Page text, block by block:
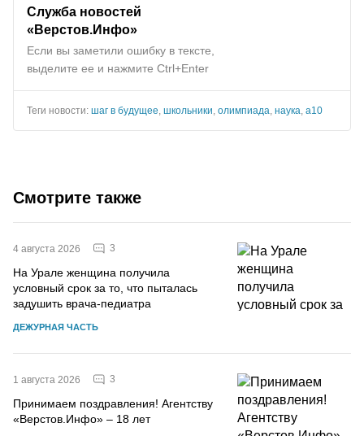
Служба новостей
«Верстов.Инфо»
Если вы заметили ошибку в тексте,
выделите ее и нажмите Ctrl+Enter
Теги новости: шаг в будущее школьники олимпиада наука а10
Смотрите также
4 августа 2026 3
На Урале женщина получила
условный срок за то, что пыталась
задушить врача-педиатра
ДЕЖУРНАЯ ЧАСТЬ
1 августа 2026 3
Принимаем поздравления! Агентству
«Верстов.Инфо» – 18 лет